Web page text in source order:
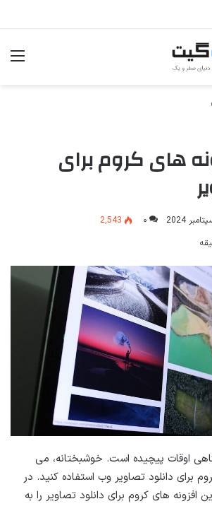
های کروم برای
۰
2,543
اوقات پیچیده است. خوشبختانه، می
برای دانلود تصاویر وب استفاده کنید. در
از بهترین افزونه های کروم برای دانلود تصاویر را به